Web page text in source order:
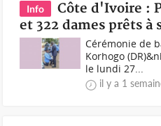
Info
Côte d'Ivoire :
et 322 dames prêts à
Cérémonie de
Korhogo
le lundi 27...
il y a 1